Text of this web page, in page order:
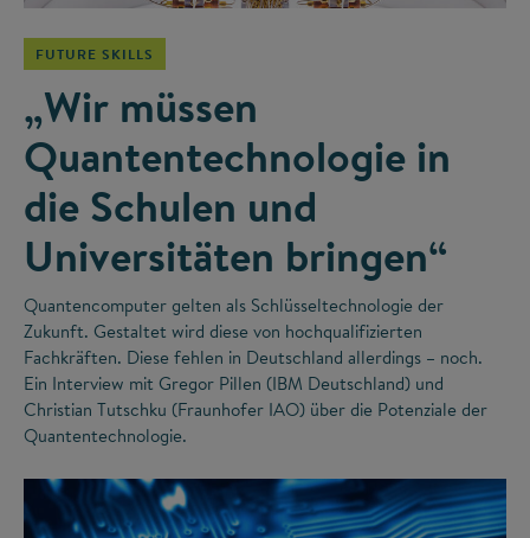
FUTURE SKILLS
„Wir müssen
Quantentechnologie in
die Schulen und
Universitäten bringen“
Quantencomputer gelten als Schlüsseltechnologie der
Zukunft. Gestaltet wird diese von hochqualifizierten
Fachkräften. Diese fehlen in Deutschland allerdings – noch.
Ein Interview mit Gregor Pillen (IBM Deutschland) und
Christian Tutschku (Fraunhofer IAO) über die Potenziale der
Quantentechnologie.